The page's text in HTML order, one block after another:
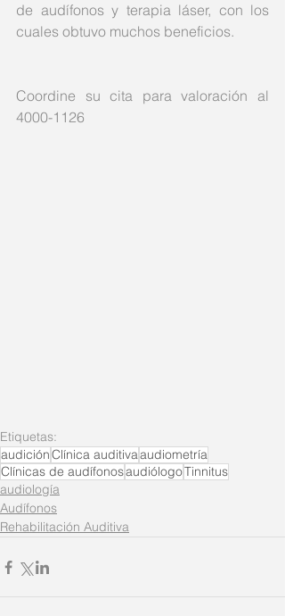
de audífonos y terapia láser, con los
cuales obtuvo muchos beneficios.
Coordine su cita para valoración al
4000-1126
Etiquetas:
audiciónClínica auditivaaudiometría
Clínicas de audífonosaudiólogoTinnitus
audiología
Audífonos
Rehabilitación Auditiva